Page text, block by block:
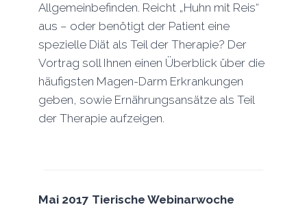
Allgemeinbefinden. Reicht „Huhn mit Reis“
aus – oder benötigt der Patient eine
spezielle Diät als Teil der Therapie? Der
Vortrag soll Ihnen einen Überblick über die
häufigsten Magen-Darm Erkrankungen
geben, sowie Ernährungsansätze als Teil
der Therapie aufzeigen.
Mai 2017 Tierische Webinarwoche